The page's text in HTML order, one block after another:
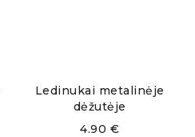
Ledinukai metalinėje
dėžutėje
4.90 €